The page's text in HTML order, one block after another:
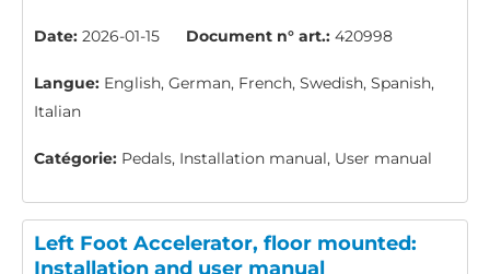
Date: 2026-01-15 Document n° art.: 420998
Langue: English, German, French, Swedish, Spanish,
Italian
Catégorie: Pedals, Installation manual, User manual
Left Foot Accelerator, floor mounted:
Installation and user manual